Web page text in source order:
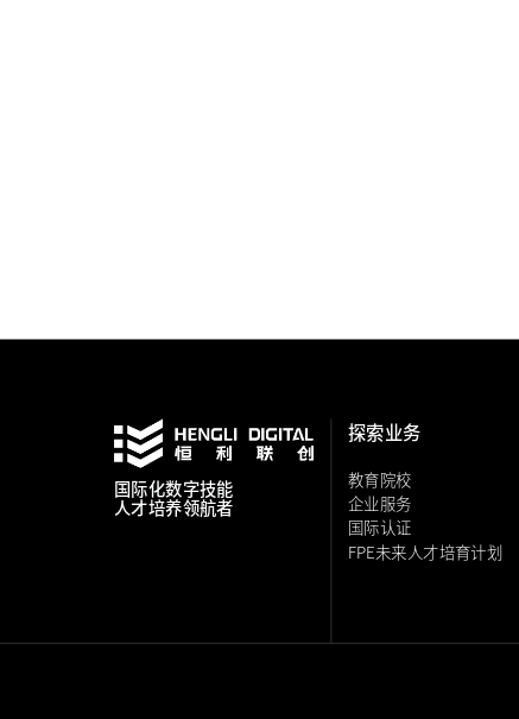
国际化数字技能
人才培养领航者
探索业务
教育院校
企业服务
国际认证
FPE未来人才培育计划